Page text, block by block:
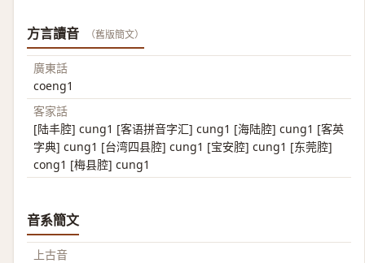
方言讀音 （舊版簡文）
廣東話
coeng1
客家話
[陆丰腔] cung1 [客语拼音字汇] cung1 [海陆腔] cung1 [客英
字典] cung1 [台湾四县腔] cung1 [宝安腔] cung1 [东莞腔]
cong1 [梅县腔] cung1
音系簡文
上古音